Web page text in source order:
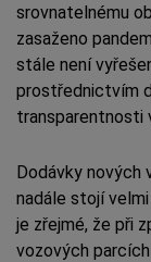
srovnatelnému
zasaženo
stále není
prostřednictvím
transparentnosti
Dodávky nových
nadále stojí
je zřejmé, že při
vozových